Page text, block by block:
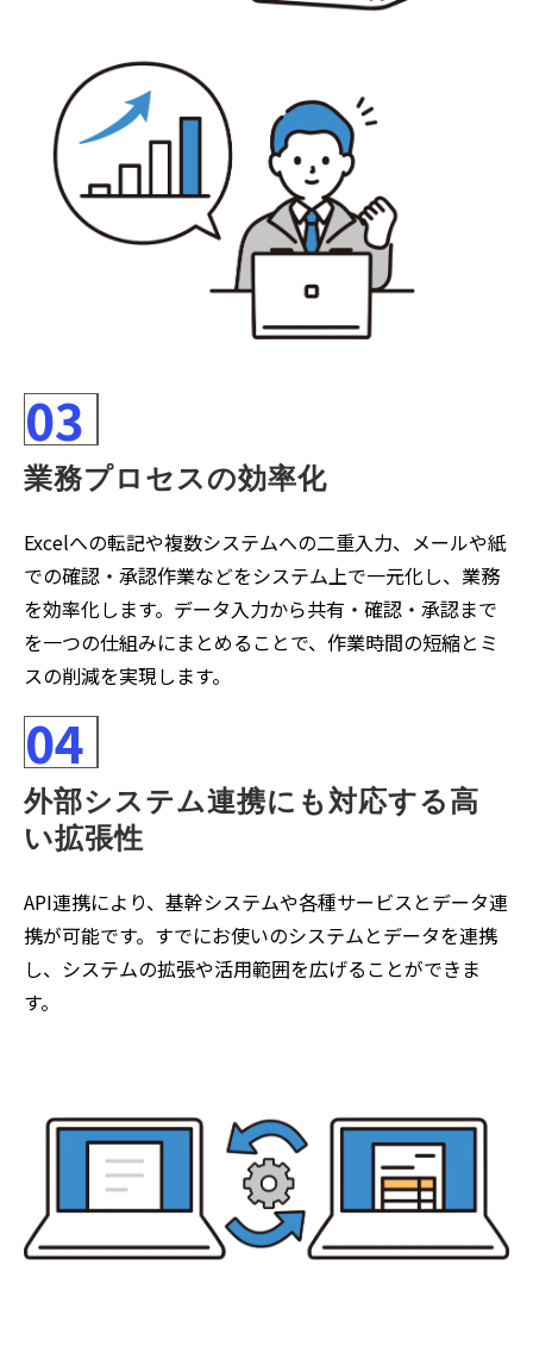
03
業務プロセスの効率化
Excelへの転記や複数システムへの二重入力、メールや紙
での確認・承認作業などをシステム上で一元化し、業務
を効率化します。データ入力から共有・確認・承認まで
を一つの仕組みにまとめることで、作業時間の短縮とミ
スの削減を実現します。
04
外部システム連携にも対応する高
い拡張性
API連携により、基幹システムや各種サービスとデータ連
携が可能です。すでにお使いのシステムとデータを連携
し、システムの拡張や活用範囲を広げることができま
す。